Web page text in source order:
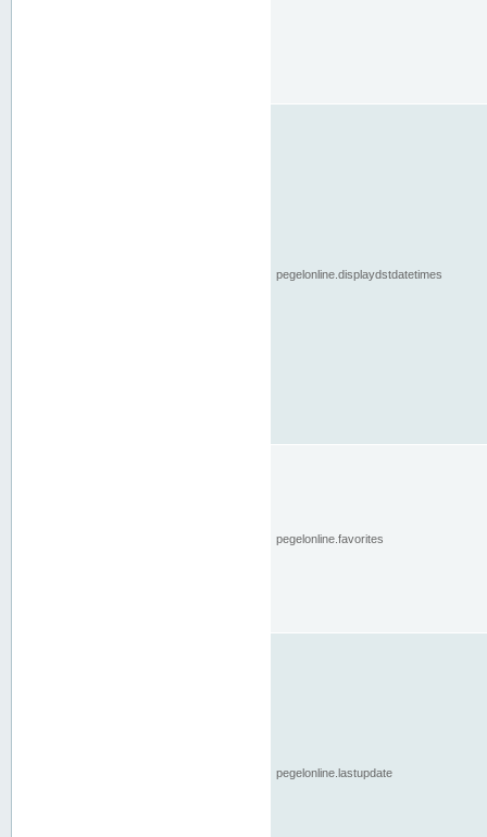
pegelonline.displaydstdatetimes
pegelonline.favorites
pegelonline.lastupdate